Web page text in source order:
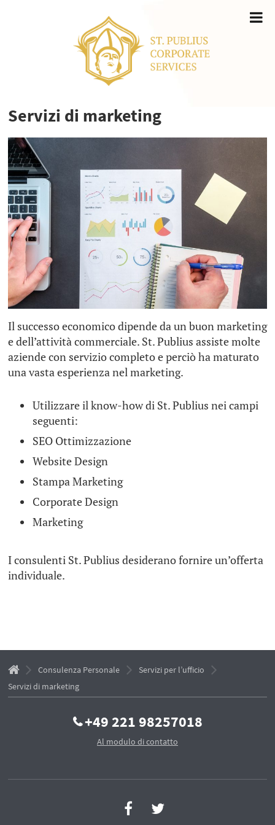
Servizi di marketing
Il successo economico dipende da un buon marketing
e dell’attività commerciale. St. Publius assiste molte
aziende con servizio completo e perciò ha maturato
una vasta esperienza nel marketing.
Utilizzare il know-how di St. Publius nei campi
seguenti:
SEO Ottimizzazione
Website Design
Stampa Marketing
Corporate Design
Marketing
I consulenti St. Publius desiderano fornire un’offerta
individuale.
Consulenza Personale
Servizi per l’ufficio
Servizi di marketing
+49 221 98257018
Al modulo di contatto